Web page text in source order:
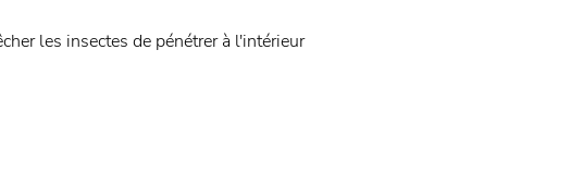
les insectes de pénétrer à l'intérieur